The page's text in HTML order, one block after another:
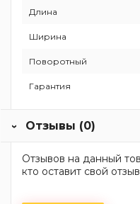
Длина
Ширина
Поворотный
Гарантия
Отзывы (0)
Отзывов на данный
кто оставит свой